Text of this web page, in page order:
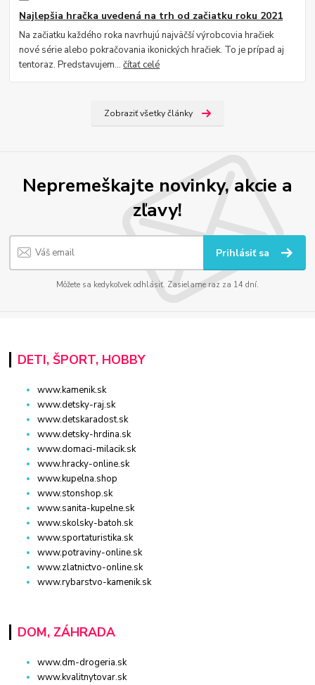
Najlepšia hračka uvedená na trh od začiatku roku 2021
Na začiatku každého roka navrhujú najväčší výrobcovia hračiek
nové série alebo pokračovania ikonických hračiek. To je prípad aj
tentoraz. Predstavujem...čítať celé
Zobraziť všetky články
Nepremeškajte novinky, akcie a
zľavy!
Prihlásiť sa
Môžete sa kedykoľvek odhlásiť. Zasielame raz za 14 dní.
DETI, ŠPORT, HOBBY
www.kamenik.sk
www.detsky-raj.sk
www.detskaradost.sk
www.detsky-hrdina.sk
www.domaci-milacik.sk
www.hracky-online.sk
www.kupelna.shop
www.stonshop.sk
www.sanita-kupelne.sk
www.skolsky-batoh.sk
www.sportaturistika.sk
www.potraviny-online.sk
www.zlatnictvo-online.sk
www.rybarstvo-kamenik.sk
DOM, ZÁHRADA
www.dm-drogeria.sk
www.kvalitnytovar.sk